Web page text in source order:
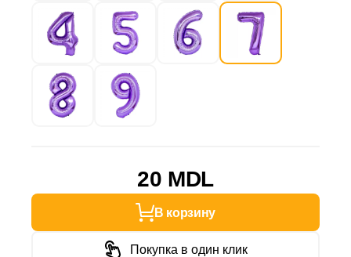
20 MDL
В корзину
Покупка в один клик